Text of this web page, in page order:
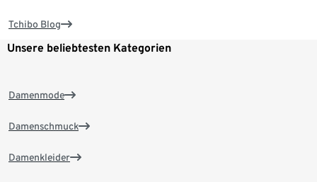
Tchibo Blog
Unsere beliebtesten Kategorien
Damenmode
Damenschmuck
Damenkleider